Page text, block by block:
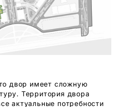
двор имеет сложную
Территория двора
актуальные потребности